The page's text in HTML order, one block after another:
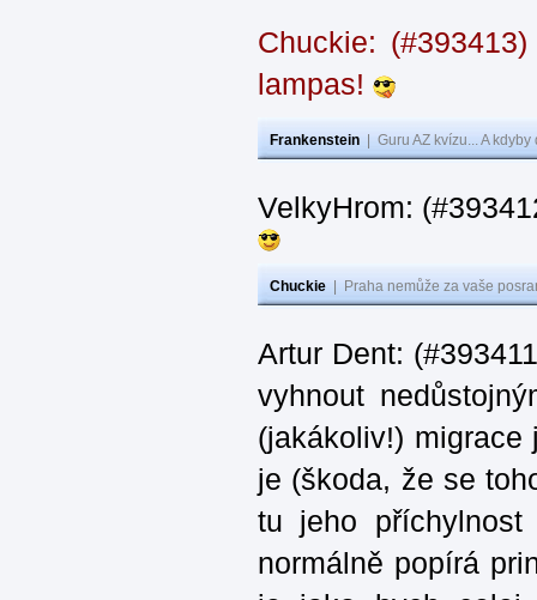
Chuckie:
lampas!
Frankenstein Guru AZ kvízu... A
VelkyHrom:
Chuckie Praha nemůže za vaše
Artur Dent:
vyhnout
(jakákoliv!)
je (škoda, že se
tu jeho
normálně popírá